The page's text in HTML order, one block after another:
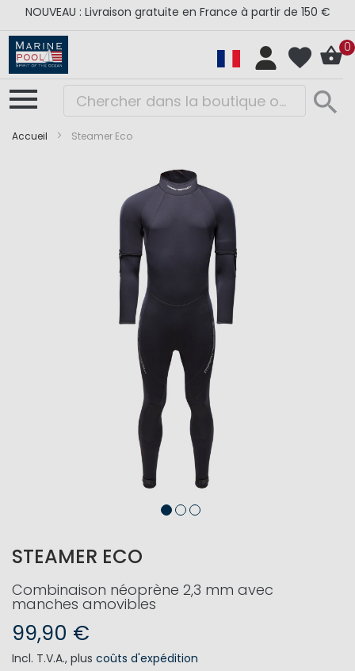
NOUVEAU : Livraison gratuite en France à partir de 150 €
0
Accueil Steamer Eco
STEAMER ECO
Combinaison néoprène 2,3 mm avec
manches amovibles
99,90 €
Incl. T.V.A., plus coûts d'expédition